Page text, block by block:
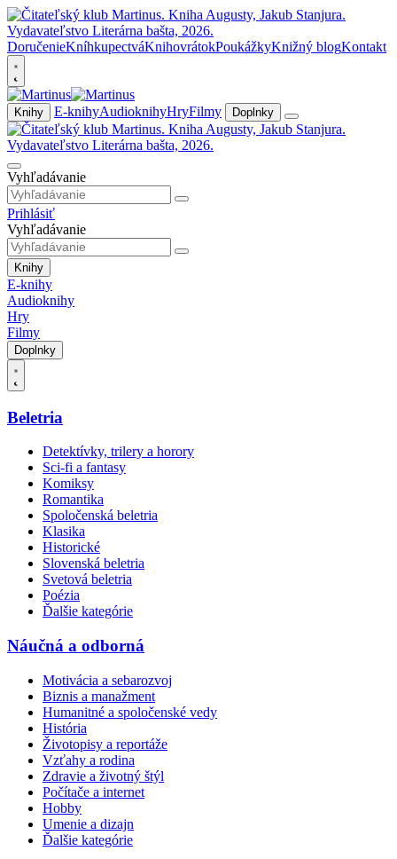
DoručenieKníhkupectváKnihovrátokPoukážkyKnižný blogKontakt
Knihy E-knihyAudioknihyHryFilmy Doplnky
Vyhľadávanie
Prihlásiť
Vyhľadávanie
Knihy
E-knihy
Audioknihy
Hry
Filmy
Doplnky
Beletria
Detektívky, trilery a horory
Sci-fi a fantasy
Komiksy
Romantika
Spoločenská beletria
Klasika
Historické
Slovenská beletria
Svetová beletria
Poézia
Ďalšie kategórie
Náučná a odborná
Motivácia a sebarozvoj
Biznis a manažment
Humanitné a spoločenské vedy
História
Životopisy a reportáže
Vzťahy a rodina
Zdravie a životný štýl
Počítače a internet
Hobby
Umenie a dizajn
Ďalšie kategórie